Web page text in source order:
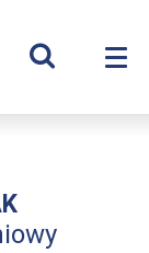
Wyświetl